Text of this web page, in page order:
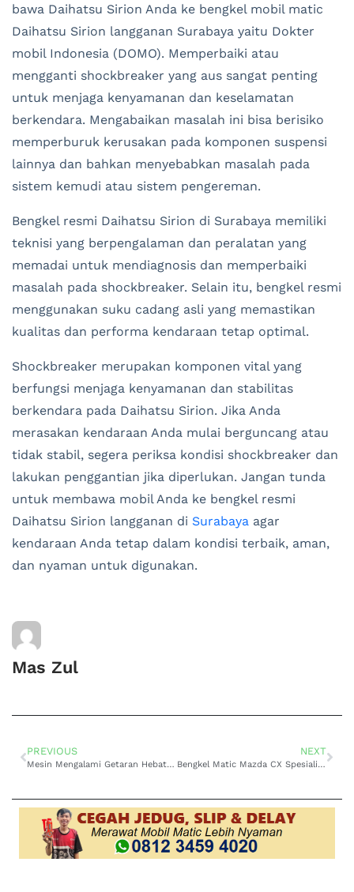
bawa Daihatsu Sirion Anda ke bengkel mobil matic
Daihatsu Sirion langganan Surabaya yaitu Dokter
mobil Indonesia (DOMO). Memperbaiki atau
mengganti shockbreaker yang aus sangat penting
untuk menjaga kenyamanan dan keselamatan
berkendara. Mengabaikan masalah ini bisa berisiko
memperburuk kerusakan pada komponen suspensi
lainnya dan bahkan menyebabkan masalah pada
sistem kemudi atau sistem pengereman.
Bengkel resmi Daihatsu Sirion di Surabaya memiliki
teknisi yang berpengalaman dan peralatan yang
memadai untuk mendiagnosis dan memperbaiki
masalah pada shockbreaker. Selain itu, bengkel resmi
menggunakan suku cadang asli yang memastikan
kualitas dan performa kendaraan tetap optimal.
Shockbreaker merupakan komponen vital yang
berfungsi menjaga kenyamanan dan stabilitas
berkendara pada Daihatsu Sirion. Jika Anda
merasakan kendaraan Anda mulai berguncang atau
tidak stabil, segera periksa kondisi shockbreaker dan
lakukan penggantian jika diperlukan. Jangan tunda
untuk membawa mobil Anda ke bengkel resmi
Daihatsu Sirion langganan di Surabaya agar
kendaraan Anda tetap dalam kondisi terbaik, aman,
dan nyaman untuk digunakan.
Mas Zul
PREVIOUS
Mesin Mengalami Getaran Hebat? Segera Bawa ke Bengkel Mobil Matic Mitsubishi Kuda Terlengkap di Surabaya
NEXT
Bengkel Matic Mazda CX Spesialis Terdekat Surabaya untuk Perawatan Optimal